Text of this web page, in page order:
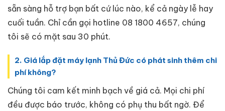
sẵn sàng hỗ trợ bạn bất cứ lúc nào, kể cả ngày lễ hay
cuối tuần. Chỉ cần gọi hotline 08 1800 4657, chúng
tôi sẽ có mặt sau 30 phút.
2. Giá lắp đặt máy lạnh Thủ Đức có phát sinh thêm chi
phí không?
Chúng tôi cam kết minh bạch về giá cả. Mọi chi phí
đều được báo trước, không có phụ thu bất ngờ. Để